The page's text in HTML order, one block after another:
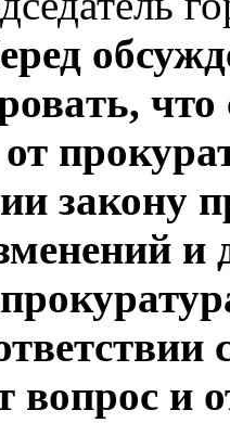
ть, что
и
вопрос и